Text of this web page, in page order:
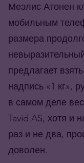
Меэлис Атонен
мобильным
размера
предлагает
надпись «1 кг»,
в самом деле
Tavid AS, хотя и
раз и не два,
доволен.